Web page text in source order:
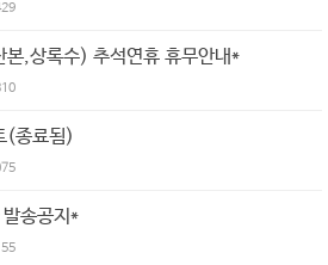
,상록수) 추석연휴 휴무안내*
(종료됨)
송공지*